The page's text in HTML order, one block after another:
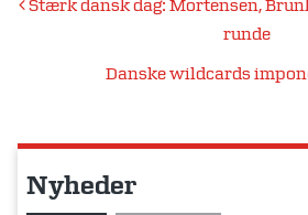
Indlægsnavigation
Stærk dansk dag: Mortensen,
runde
Danske wildcards
Nyheder